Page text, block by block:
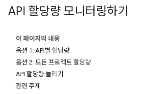
API 할당량 모니터링하기
이 페이지의 내용
옵션 1: API별 할당량
옵션 2: 모든 프로젝트 할당량
API 할당량 늘리기
관련 주제